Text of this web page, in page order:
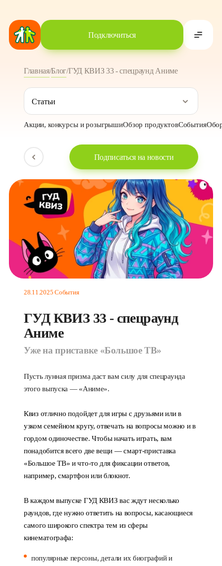
Подключиться
Главная/Блог/ГУД КВИЗ 33 - спецраунд Аниме
Статьи
Акции, конкурсы и розыгрышиОбзор продуктовСобытия
Подписаться на новости
28.11.2025 События
ГУД КВИЗ 33 - спецраунд
Аниме
Уже на приставке «Большое ТВ»
Пусть лунная призма даст вам силу для спецраунда
этого выпуска — «Аниме».
Квиз отлично подойдет для игры с друзьями или в
узком семейном кругу, отвечать на вопросы можно и в
гордом одиночестве. Чтобы начать играть, вам
понадобится всего две вещи — смарт-приставка
«Большое ТВ» и что-то для фиксации ответов,
например, смартфон или блокнот.
В каждом выпуске ГУД КВИЗ вас ждут несколько
раундов, где нужно ответить на вопросы, касающиеся
самого широкого спектра тем из сферы
кинематографа:
популярные персоны, детали их биографий и